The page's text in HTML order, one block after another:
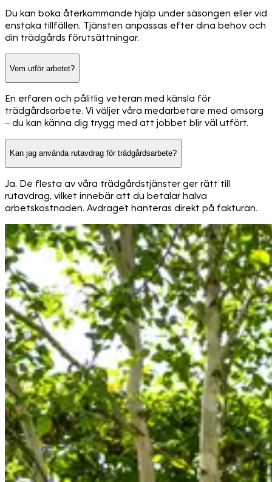
Du kan boka återkommande hjälp under säsongen eller vid
enstaka tillfällen. Tjänsten anpassas efter dina behov och
din trädgårds förutsättningar.
Vem utför arbetet?
En erfaren och pålitlig veteran med känsla för
trädgårdsarbete. Vi väljer våra medarbetare med omsorg
– du kan känna dig trygg med att jobbet blir väl utfört.
Kan jag använda rutavdrag för trädgårdsarbete?
Ja. De flesta av våra trädgårdstjänster ger rätt till
rutavdrag, vilket innebär att du betalar halva
arbetskostnaden. Avdraget hanteras direkt på fakturan.